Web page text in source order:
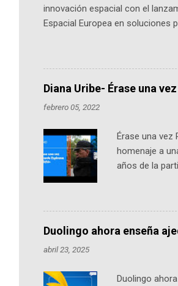
innovación espacial con el
Espacial Europea en soluciones
emprendedores y estudiantes.
más de 60 ciudades, donde
datos orbitales. En Bogotá,
Diana Uribe- Érase una
febrero 05, 2022
Érase una vez
homenaje a
años de la
podcast, de
nuestro
Notas del
pueden
Duolingo ahora enseña
abril 23, 2025
Duolingo